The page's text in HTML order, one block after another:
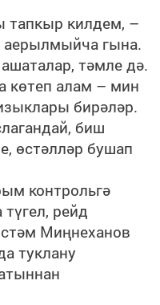
тапкыр килдем, –
гына.
тәмле дә.
көтеп алам – мин
бирәләр.
биш
өстәлләр бушап
контрольгә
рейд
Миңнеханов
туклану